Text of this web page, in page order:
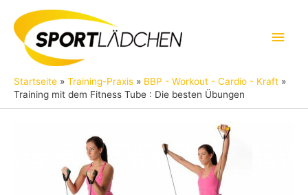
Inhalt
springen
Startseite Training-Praxis
BBP - Workout - Cardio - Kraft
Training mit dem Fitness Tube : Die besten Übungen